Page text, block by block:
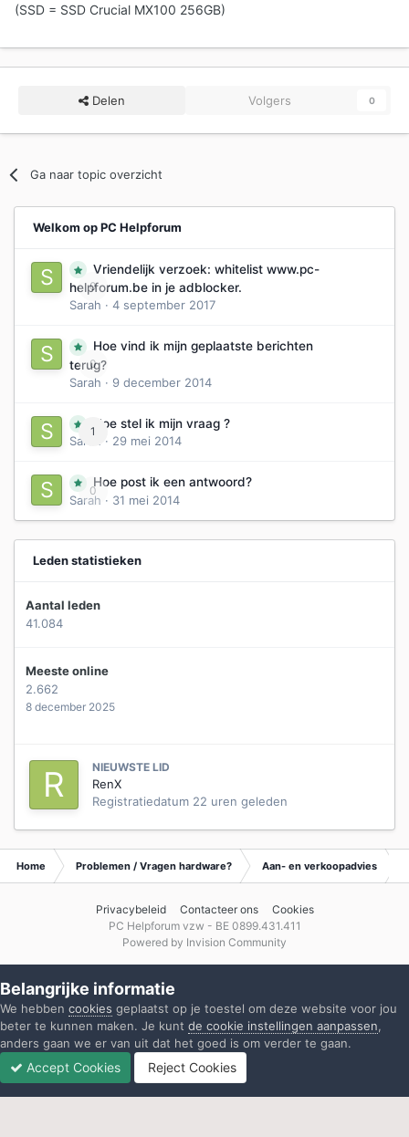
(SSD = SSD Crucial MX100 256GB)
Delen Volgers 0
Ga naar topic overzicht
Welkom op PC Helpforum
0
Vriendelijk verzoek: whitelist www.pc-
helpforum.be in je adblocker.
Sarah · 4 september 2017
0
Hoe vind ik mijn geplaatste berichten
terug?
Sarah · 9 december 2014
1
Hoe stel ik mijn vraag ?
Sarah
· 29 mei 2014
0
Hoe post ik een antwoord?
Sarah · 31 mei 2014
Leden statistieken
Aantal leden
41.084
Meeste online
2.662
8 december 2025
NIEUWSTE LID
RenX
Registratiedatum 22 uren geleden
Home Problemen / Vragen hardware? Aan- en verkoopadvies
Privacybeleid Contacteer ons
Cookies
PC Helpforum vzw - BE 0899.431.411
Powered by Invision Community
Belangrijke informatie
We hebben cookies geplaatst op je toestel om deze website voor jou
beter te kunnen maken. Je kunt de cookie instellingen aanpassen,
anders gaan we er van uit dat het goed is om verder te gaan.
Accept Cookies Reject Cookies
Ongelezen